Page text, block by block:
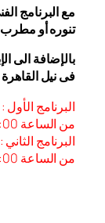
مع البرنامج
تنوره أو
بالإضافة الى
فى نيل
البرنامج
من الساعة 2:00 م حتى 5:00 م
البرنامج
من الساعة 6:00